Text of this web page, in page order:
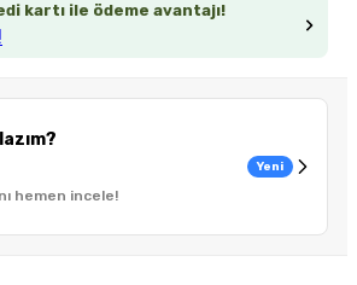
kartı ile ödeme avantajı!
hemen incele!
Yeni